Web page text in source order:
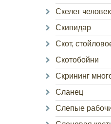
Скелет
Скипидар
Скот,
Скотобойни
Скрининг
Сланец
Слепые